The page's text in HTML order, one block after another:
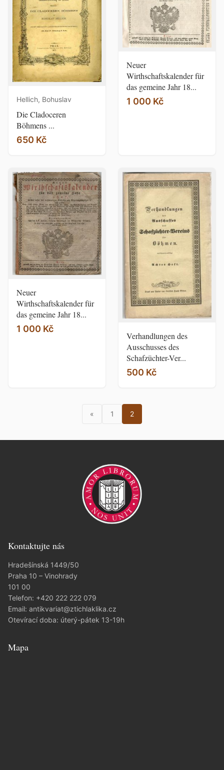
Hellich, Bohuslav
Die Cladoceren
Böhmens ...
650 Kč
Neuer
Wirthschaftskalender für
das gemeine Jahr 18...
1 000 Kč
Neuer
Wirthschaftskalender für
das gemeine Jahr 18...
1 000 Kč
Verhandlungen des
Ausschusses des
Schafzüchter-Ver...
500 Kč
« 1 2
Kontaktujte nás
Hradešínská 1449/50
Praha 10 – Vinohrady
101 00
Telefon: +420 222 222 079
Email: antikvariat@ztichlaklika.cz
Otevírací doba: úterý-pátek 13-19h
Mapa